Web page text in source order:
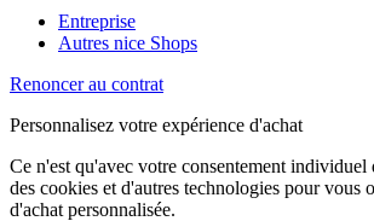
Entreprise
Autres nice Shops
Renoncer au contrat
Personnalisez votre expérience d'achat
Ce n'est qu'avec votre consentement individuel
des cookies et d'autres technologies pour vous
d'achat personnalisée.